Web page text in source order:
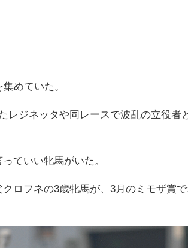
めていた。
レジネッタや同レースで波乱の立役
ていい牝馬がいた。
ロフネの3歳牝馬が、3月のミモザ賞